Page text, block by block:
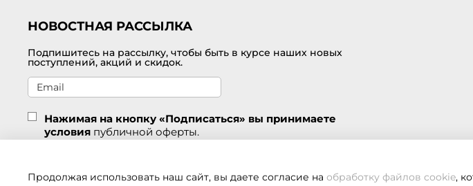
НОВОСТНАЯ РАССЫЛКА
Подпишитесь на рассылку, чтобы быть в курсе наших новых
поступлений, акций и скидок.
Нажимая на кнопку «Подписаться» вы принимаете
условия публичной оферты.
Продолжая использовать наш сайт, вы даете согласие на обработку файлов cookie,